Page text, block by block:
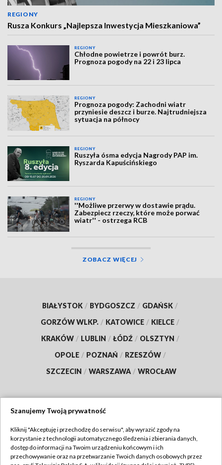
REGIONY
Rusza Konkurs „Najlepsza Inwestycja Mieszkaniowa”
REGIONY
Chłodne powietrze i powrót burz.
Prognoza pogody na 22 i 23 lipca
REGIONY
Prognoza pogody: Zachodni wiatr
przyniesie deszcz i burze. Najtrudniejsza
sytuacja na północy
REGIONY
Ruszyła ósma edycja Nagrody PAP im.
Ryszarda Kapuścińskiego
REGIONY
''Możliwe przerwy w dostawie prądu.
Zabezpiecz rzeczy, które może porwać
wiatr'' - ostrzega RCB
ZOBACZ WIĘCEJ
BIAŁYSTOK / BYDGOSZCZ / GDAŃSK /
GORZÓW WLKP. / KATOWICE / KIELCE /
KRAKÓW / LUBLIN / ŁÓDŹ / OLSZTYN /
OPOLE / POZNAŃ / RZESZÓW /
SZCZECIN / WARSZAWA / WROCŁAW
TVP
Abonament TVP
Regulamin TVP
Szanujemy Twoją prywatność
Kliknij "Akceptuję i przechodzę do serwisu", aby wyrazić zgody na
korzystanie z technologii automatycznego śledzenia i zbierania danych,
dostęp do informacji na Twoim urządzeniu końcowym i ich
przechowywanie oraz na przetwarzanie Twoich danych osobowych przez